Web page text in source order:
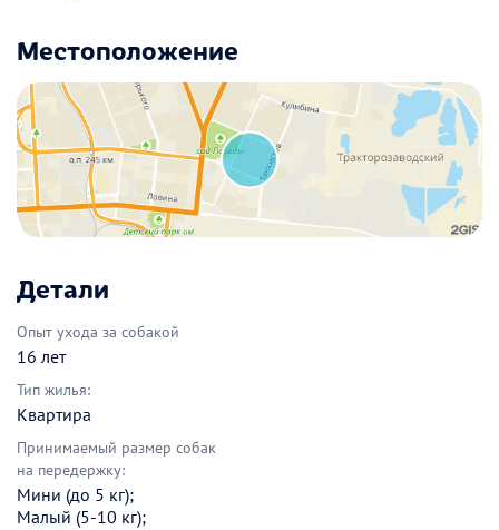
Местоположение
Детали
Опыт ухода за собакой
16 лет
Тип жилья:
Квартира
Принимаемый размер собак
на передержку:
Мини (до 5 кг);
Малый (5-10 кг);